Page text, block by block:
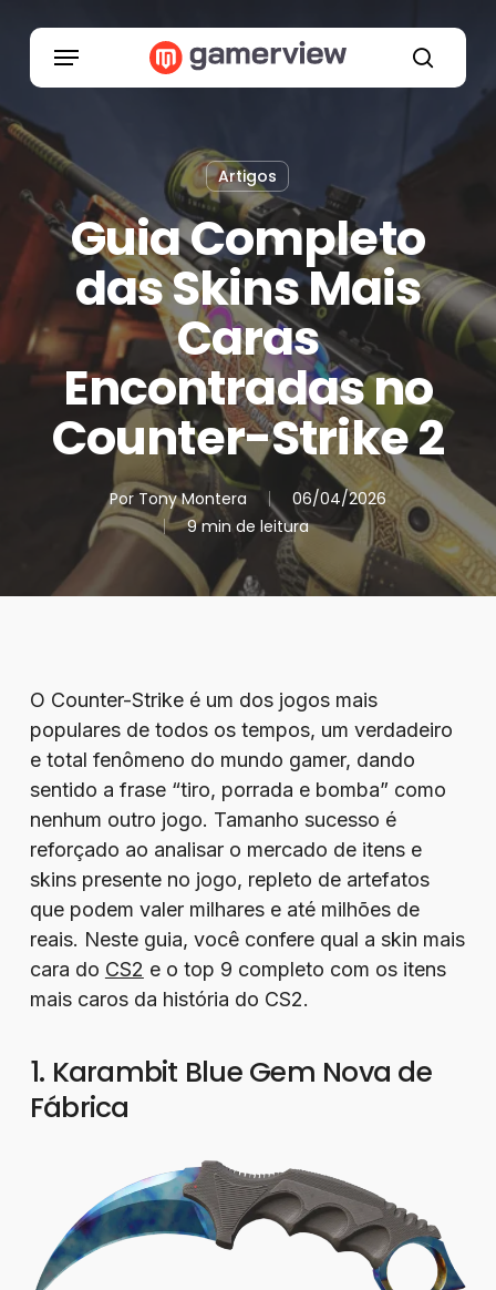
search
Menu
Artigos
Guia Completo
das Skins Mais
Caras
Encontradas no
Counter-Strike 2
Por Tony Montera
06/04/2026
9 min de leitura
O Counter-Strike é um dos jogos mais
populares de todos os tempos, um verdadeiro
e total fenômeno do mundo gamer, dando
sentido a frase “tiro, porrada e bomba” como
nenhum outro jogo. Tamanho sucesso é
reforçado ao analisar o mercado de itens e
skins presente no jogo, repleto de artefatos
que podem valer milhares e até milhões de
reais. Neste guia, você confere qual a skin mais
cara do CS2 e o top 9 completo com os itens
mais caros da história do CS2.
1. Karambit Blue Gem Nova de
Fábrica